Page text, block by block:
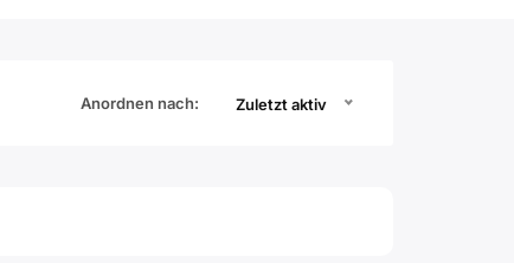
Anordnen nach: Zuletzt aktiv